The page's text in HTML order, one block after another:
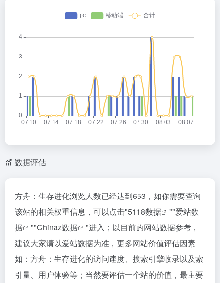
数据评估
方舟：生存进化浏览人数已经达到653，如你需要查询
该站的相关权重信息，可以点击"5118数据 ""爱站数
据
""Chinaz数据
"进入；以目前的网站数据参考，
建议大家请以爱站数据为准，更多网站价值评估因素
如：方舟：生存进化的访问速度、搜索引擎收录以及索
引量、用户体验等；当然要评估一个站的价值，最主要